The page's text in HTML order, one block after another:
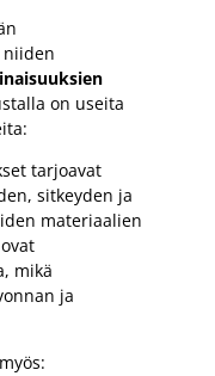
niiden
on useita
tarjoavat
sitkeyden ja
materiaalien
mikä
ja